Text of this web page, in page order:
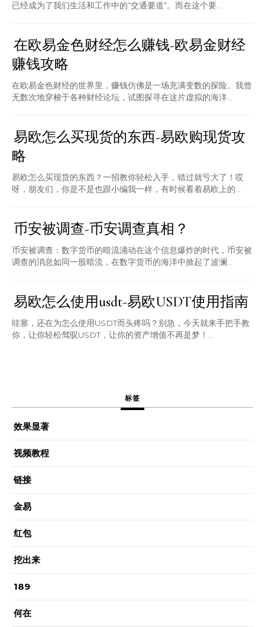
已经成为了我们生活和工作中的“交通要道”。而在这个要...
在欧易金色财经怎么赚钱-欧易金财经
赚钱攻略
在欧易金色财经的世界里，赚钱仿佛是一场充满变数的探险。我曾
无数次地穿梭于各种财经论坛，试图探寻在这片虚拟的海洋...
易欧怎么买现货的东西-易欧购现货攻
略
易欧怎么买现货的东西？一招教你轻松入手，错过就亏大了！哎
呀，朋友们，你是不是也跟小编我一样，有时候看着易欧上的...
币安被调查-币安调查真相？
币安被调查：数字货币的暗流涌动在这个信息爆炸的时代，币安被
调查的消息如同一股暗流，在数字货币的海洋中掀起了波澜...
易欧怎么使用usdt-易欧USDT使用指南
哇塞，还在为怎么使用USDT而头疼吗？别急，今天就来手把手教
你，让你轻松驾驭USDT，让你的资产增值不再是梦！...
标签
效果显著
视频教程
链接
金易
红包
挖出来
189
何在